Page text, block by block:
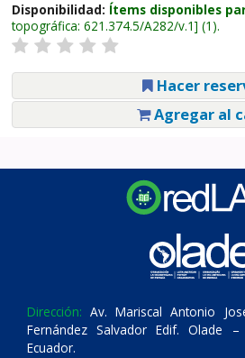
Disponibilidad: Ítems disponibles
topográfica: 621.374.5/A282/v.1 (1).
Hacer
Agregar al
Dirección: Av. Mariscal Antonio
Fernández Salvador Edif. Olade
Ecuador.